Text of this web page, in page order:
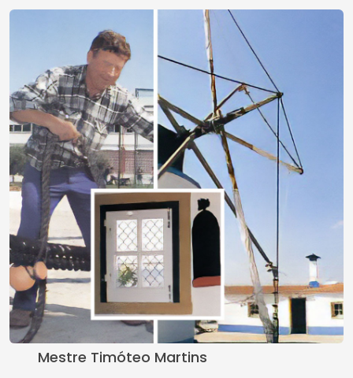
Mestre Timóteo Martins